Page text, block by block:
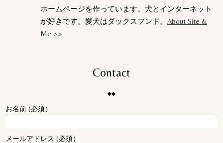
ホームページを作っています。犬とインターネット
が好きです。愛犬はダックスフンド。About Site &
Me >>
Contact
お名前 (必須）
メールアドレス (必須）